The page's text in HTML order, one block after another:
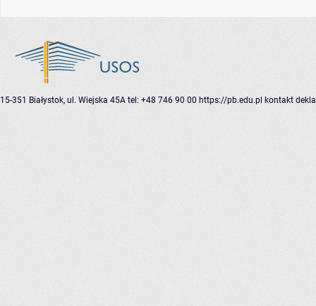
15-351 Białystok, ul. Wiejska 45A tel: +48 746 90 00 https://pb.edu.pl kontakt